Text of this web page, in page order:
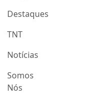
Destaques
TNT
Notícias
Somos
Nós